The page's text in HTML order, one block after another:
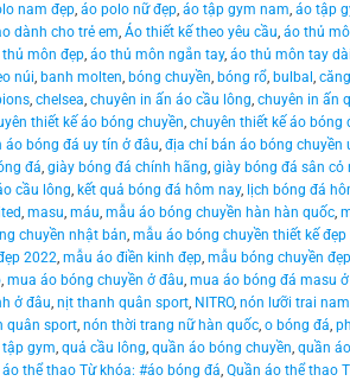
nam đẹp, áo polo nữ đẹp, áo tập gym nam, áo tập
dành cho trẻ em, Áo thiết kế theo yêu cầu, áo thủ
môn đẹp, áo thủ môn ngắn tay, áo thủ môn tay dài
núi, banh molten, bóng chuyền, bóng rổ, bulbal ,
, chelsea, chuyên in ấn áo cầu lông, chuyên in ấn
thiết kế áo bóng chuyền, chuyên thiết kế áo bóng
áo bóng đá uy tín ở đâu, địa chỉ bán áo bóng chuyền
đá, giày bóng đá chính hãng, giày bóng đá sân cỏ
cầu lông, kết quả bóng đá hôm nay, lịch bóng đá
, masu, máu, mẫu áo bóng chuyền hàn hàn quốc,
chuyền nhật bản, mẫu áo bóng chuyền thiết kế
2022, mẫu áo điền kinh đẹp, mẫu bóng chuyền đẹp
, mua áo bóng chuyền ở đâu, mua áo bóng đá masu
ở đâu, nịt thanh quân sport, NITRO, nón lưỡi trai nam
quân sport, nón thời trang nữ hàn quốc, o bóng đá,
gym, quả cầu lông, quần áo bóng chuyền, quần
áo thể thao Từ khóa: #áo bóng đá, Quần áo thể thao